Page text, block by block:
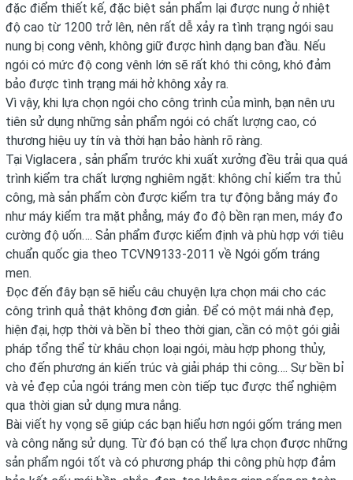
đặc điểm thiết kế, đặc biệt sản phẩm lại được nung ở nhiệt
độ cao từ 1200 trở lên, nên rất dễ xảy ra tình trạng ngói sau
nung bị cong vênh, không giữ được hình dạng ban đầu. Nếu
ngói có mức độ cong vênh lớn sẽ rất khó thi công, khó đảm
bảo được tình trạng mái hở không xảy ra.
Vì vậy, khi lựa chọn ngói cho công trình của mình, bạn nên ưu
tiên sử dụng những sản phẩm ngói có chất lượng cao, có
thương hiệu uy tín và thời hạn bảo hành rõ ràng.
Tại Viglacera , sản phẩm trước khi xuất xưởng đều trải qua quá
trình kiểm tra chất lượng nghiêm ngặt: không chỉ kiểm tra thủ
công, mà sản phẩm còn được kiểm tra tự động bằng máy đo
như máy kiểm tra mặt phẳng, máy đo độ bền rạn men, máy đo
cường độ uốn…. Sản phẩm được kiểm định và phù hợp với tiêu
chuẩn quốc gia theo TCVN9133-2011 về Ngói gốm tráng
men.
Đọc đến đây bạn sẽ hiểu câu chuyện lựa chọn mái cho các
công trình quả thật không đơn giản. Để có một mái nhà đẹp,
hiện đại, hợp thời và bền bỉ theo thời gian, cần có một gói giải
pháp tổng thể từ khâu chọn loại ngói, màu hợp phong thủy,
cho đến phương án kiến trúc và giải pháp thi công…. Sự bền bỉ
và vẻ đẹp của ngói tráng men còn tiếp tục được thể nghiệm
qua thời gian sử dụng mưa nắng.
Bài viết hy vọng sẽ giúp các bạn hiểu hơn ngói gốm tráng men
và công năng sử dụng. Từ đó bạn có thể lựa chọn được những
sản phẩm ngói tốt và có phương pháp thi công phù hợp đảm